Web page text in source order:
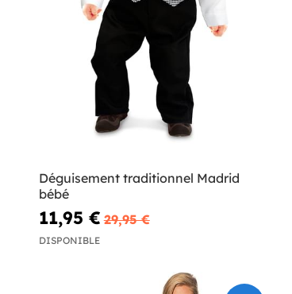
Déguisement traditionnel Madrid
bébé
11,95 € 29,95 €
DISPONIBLE